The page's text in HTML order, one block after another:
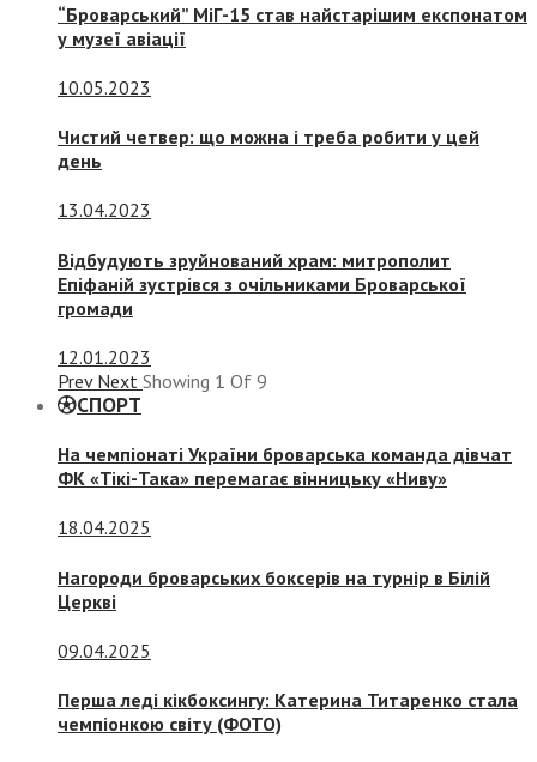
“Броварський” МіГ-15 став найстарішим експонатом
у музеї авіації
10.05.2023
Чистий четвер: що можна і треба робити у цей
день
13.04.2023
Відбудують зруйнований храм: митрополит
Епіфаній зустрівся з очільниками Броварської
громади
12.01.2023
Prev Next Showing 1 Of 9
СПОРТ
На чемпіонаті України броварська команда дівчат
ФК «Тікі-Така» перемагає вінницьку «Ниву»
18.04.2025
Нагороди броварських боксерів на турнір в Білій
Церкві
09.04.2025
Перша леді кікбоксингу: Катерина Титаренко стала
чемпіонкою світу (ФОТО)